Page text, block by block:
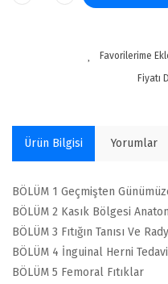
Fiyatı
Ürün Bilgisi Yorumlar
BÖLÜM 1 Geçmişten
BÖLÜM 2 Kasık Bölgesi
BÖLÜM 3 Fıtığın Tanısı Ve
BÖLÜM 4 İnguinal Herni
BÖLÜM 5 Femoral Fıtıklar